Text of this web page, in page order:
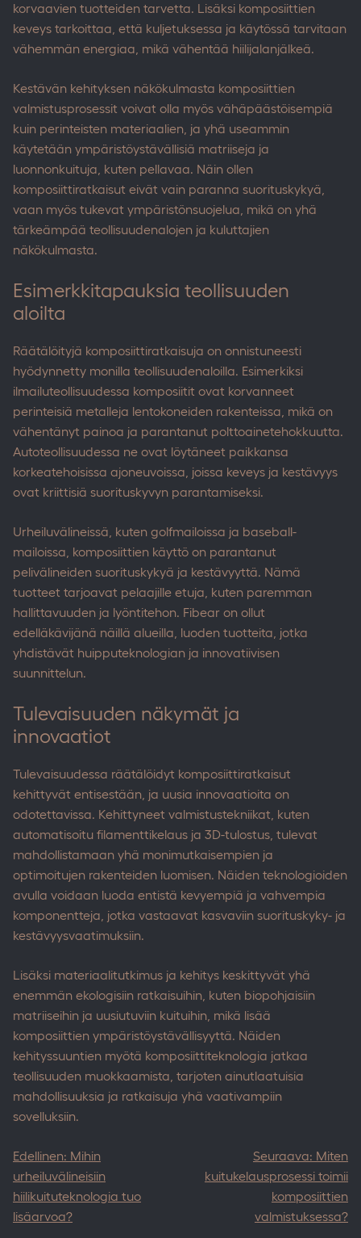
korvaavien tuotteiden tarvetta. Lisäksi komposiittien
keveys tarkoittaa, että kuljetuksessa ja käytössä tarvitaan
vähemmän energiaa, mikä vähentää hiilijalanjälkeä.
Kestävän kehityksen näkökulmasta komposiittien
valmistusprosessit voivat olla myös vähäpäästöisempiä
kuin perinteisten materiaalien, ja yhä useammin
käytetään ympäristöystävällisiä matriiseja ja
luonnonkuituja, kuten pellavaa. Näin ollen
komposiittiratkaisut eivät vain paranna suorituskykyä,
vaan myös tukevat ympäristönsuojelua, mikä on yhä
tärkeämpää teollisuudenalojen ja kuluttajien
näkökulmasta.
Esimerkkitapauksia teollisuuden
aloilta
Räätälöityjä komposiittiratkaisuja on onnistuneesti
hyödynnetty monilla teollisuudenaloilla. Esimerkiksi
ilmailuteollisuudessa komposiitit ovat korvanneet
perinteisiä metalleja lentokoneiden rakenteissa, mikä on
vähentänyt painoa ja parantanut polttoainetehokkuutta.
Autoteollisuudessa ne ovat löytäneet paikkansa
korkeatehoisissa ajoneuvoissa, joissa keveys ja kestävyys
ovat kriittisiä suorituskyvyn parantamiseksi.
Urheiluvälineissä, kuten golfmailoissa ja baseball-
mailoissa, komposiittien käyttö on parantanut
pelivälineiden suorituskykyä ja kestävyyttä. Nämä
tuotteet tarjoavat pelaajille etuja, kuten paremman
hallittavuuden ja lyöntitehon. Fibear on ollut
edelläkävijänä näillä alueilla, luoden tuotteita, jotka
yhdistävät huipputeknologian ja innovatiivisen
suunnittelun.
Tulevaisuuden näkymät ja
innovaatiot
Tulevaisuudessa räätälöidyt komposiittiratkaisut
kehittyvät entisestään, ja uusia innovaatioita on
odotettavissa. Kehittyneet valmistustekniikat, kuten
automatisoitu filamenttikelaus ja 3D-tulostus, tulevat
mahdollistamaan yhä monimutkaisempien ja
optimoitujen rakenteiden luomisen. Näiden teknologioiden
avulla voidaan luoda entistä kevyempiä ja vahvempia
komponentteja, jotka vastaavat kasvaviin suorituskyky- ja
kestävyysvaatimuksiin.
Lisäksi materiaalitutkimus ja kehitys keskittyvät yhä
enemmän ekologisiin ratkaisuihin, kuten biopohjaisiin
matriiseihin ja uusiutuviin kuituihin, mikä lisää
komposiittien ympäristöystävällisyyttä. Näiden
kehityssuuntien myötä komposiittiteknologia jatkaa
teollisuuden muokkaamista, tarjoten ainutlaatuisia
mahdollisuuksia ja ratkaisuja yhä vaativampiin
sovelluksiin.
Post
navigation
Edellinen: Mihin
urheiluvälineisiin
hiilikuituteknologia tuo
lisäarvoa?
Seuraava: Miten
kuitukelausprosessi toimii
komposiittien
valmistuksessa?